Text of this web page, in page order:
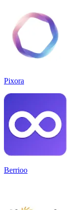
Pixora
Berrioo